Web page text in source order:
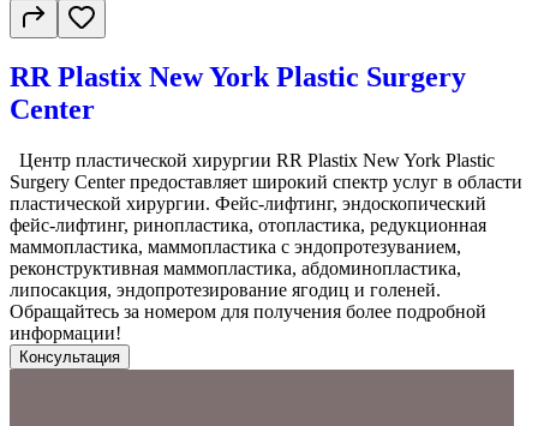
RR Plastix New York Plastic Surgery
Center
Центр пластической хирургии RR Plastix New York Plastic
Surgery Center предоставляет широкий спектр услуг в области
пластической хирургии. Фейс-лифтинг, эндоскопический
фейс-лифтинг, ринопластика, отопластика, редукционная
маммопластика, маммопластика с эндопротезуванием,
реконструктивная маммопластика, абдоминопластика,
липосакция, эндопротезирование ягодиц и голеней.
Обращайтесь за номером для получения более подробной
информации!
Консультация